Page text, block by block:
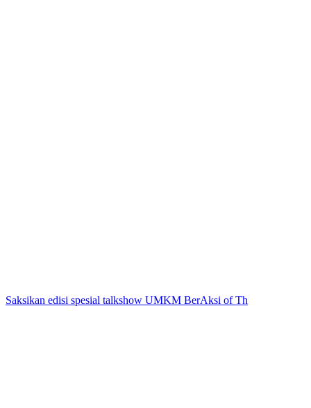
Saksikan edisi spesial talkshow UMKM BerAksi of Th